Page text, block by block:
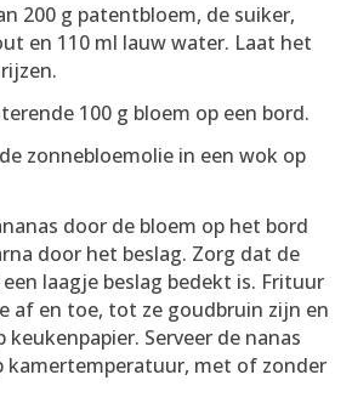
200 g patentbloem, de suiker,
en 110 ml lauw water. Laat het
100 g bloem op een bord.
zonnebloemolie in een wok op
door de bloem op het bord
door het beslag. Zorg dat de
laagje beslag bedekt is. Frituur
af en toe, tot ze goudbruin zijn en
Serveer de nanas
kamertemperatuur, met of zonder